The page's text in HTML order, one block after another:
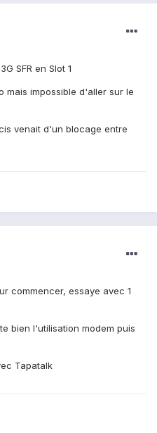
SFR en Slot 1
mais impossible d'aller sur le
venait d'un blocage entre
commencer, essaye avec 1
bien l'utilisation modem puis
Tapatalk